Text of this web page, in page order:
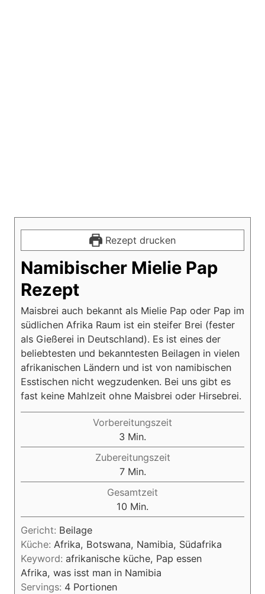
Rezept drucken
Namibischer Mielie Pap
Rezept
Maisbrei auch bekannt als Mielie Pap oder Pap im
südlichen Afrika Raum ist ein steifer Brei (fester
als Gießerei in Deutschland). Es ist eines der
beliebtesten und bekanntesten Beilagen in vielen
afrikanischen Ländern und ist von namibischen
Esstischen nicht wegzudenken. Bei uns gibt es
fast keine Mahlzeit ohne Maisbrei oder Hirsebrei.
Vorbereitungszeit
3M
i
n
u
t
e
n
Min.
Zubereitungszeit
7M
i
n
u
e
n
Min.
Gesamtzeit
10 M
i
u
t
e
Min.
Gericht: Beilage
Küche: Afrika, Botswana, Namibia, Südafrika
Keyword: afrikanische küche, Pap essen
Afrika, was isst man in Namibia
Servings: 4 Portionen